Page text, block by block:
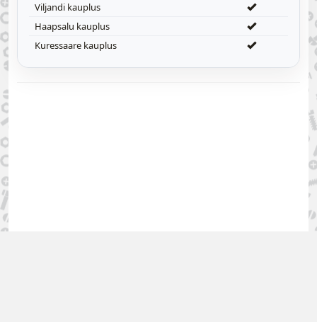
Viljandi kauplus
Haapsalu kauplus
Kuressaare kauplus